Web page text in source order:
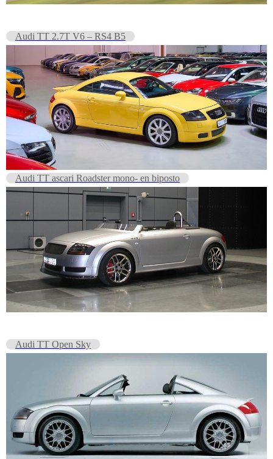
Audi TT 2.7T V6 – RS4 B5
Audi TT ascari Roadster mono- en biposto
Audi TT Open Sky